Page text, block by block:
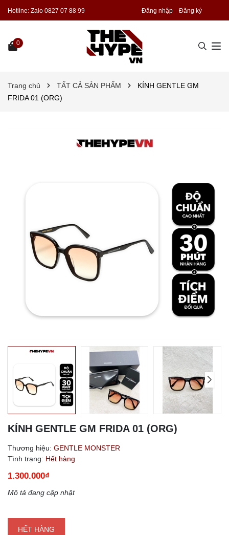
Hotline: Zalo 0827 07 88 99 Đăng nhập Đăng ký
0
Trang chủ TẤT CẢ SẢN PHẨM
KÍNH GENTLE GM
FRIDA 01 (ORG)
KÍNH GENTLE GM FRIDA 01 (ORG)
Thương hiệu: GENTLE MONSTER
Tình trạng: Hết hàng
1.300.000₫
Mô tả đang cập nhật
HẾT HÀNG